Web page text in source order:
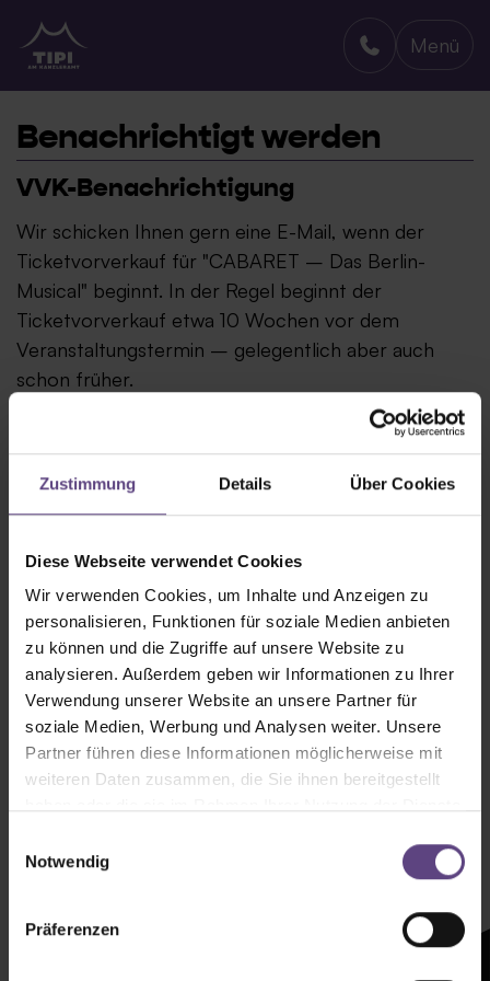
Zustimmung Details Über Cookies
Diese Webseite verwendet Cookies
Wir verwenden Cookies, um Inhalte und Anzeigen zu
personalisieren, Funktionen für soziale Medien anbieten
zu können und die Zugriffe auf unsere Website zu
analysieren. Außerdem geben wir Informationen zu Ihrer
Verwendung unserer Website an unsere Partner für
soziale Medien, Werbung und Analysen weiter. Unsere
Partner führen diese Informationen möglicherweise mit
weiteren Daten zusammen, die Sie ihnen bereitgestellt
Notwendig
Präferenzen
TIPI AM KANZLERAMT
Menü
Benachrichtigt werden
VVK-Benachrichtigung
Wir schicken Ihnen gern eine E-Mail, wenn der
Ticketvorverkauf für "CABARET – Das Berlin-
Musical" beginnt. In der Regel beginnt der
Ticketvorverkauf etwa 10 Wochen vor dem
Veranstaltungstermin – gelegentlich aber auch
schon früher.
Newsletter mit
Zeltenheitswert
Newsletter abonnieren